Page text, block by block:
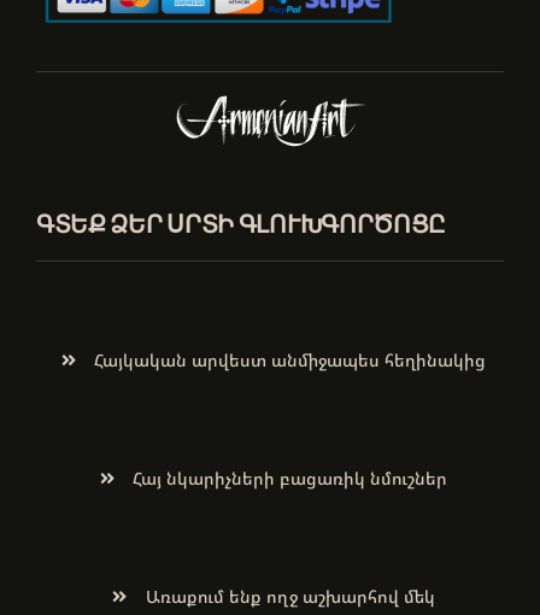
ԳՏԵՔ ՁԵՐ ՍՐՏԻ ԳԼՈՒԽԳՈՐԾՈՑԸ
Հայկական արվեստ անմիջապես հեղինակից
Հայ նկարիչների բացառիկ նմուշներ
Առաքում ենք ողջ աշխարհով մեկ